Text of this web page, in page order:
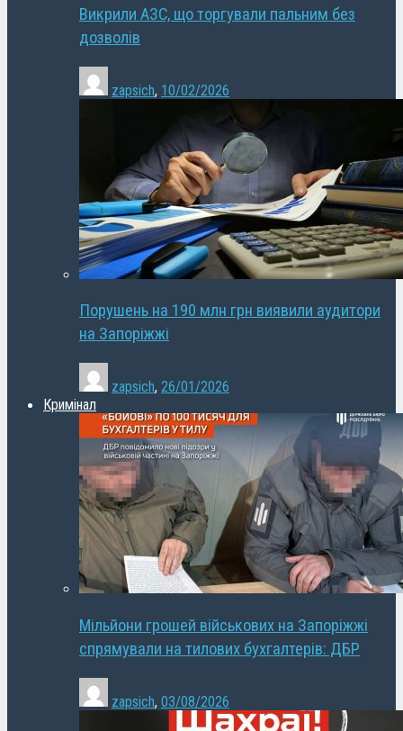
Викрили АЗС, що торгували пальним без
дозволів
zapsich, 10/02/2026
Порушень на 190 млн грн виявили аудитори
на Запоріжжі
zapsich, 26/01/2026
Кримінал
Мільйони грошей військових на Запоріжжі
спрямували на тилових бухгалтерів: ДБР
zapsich, 03/08/2026